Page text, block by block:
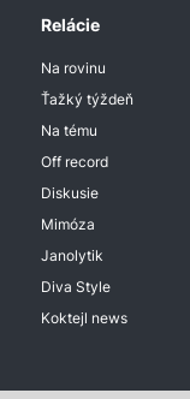
Relácie
Na rovinu
Ťažký týždeň
Na tému
Off record
Diskusie
Mimóza
Janolytik
Diva Style
Koktejl news